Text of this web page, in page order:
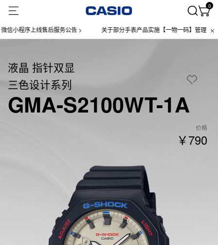
0
程序上线售后服务公告 > 关于部分手表产品实施【一物一码】管理的公告 >
液晶 指针双显
三色设计系列
GMA-S2100WT-1A
价格
￥790